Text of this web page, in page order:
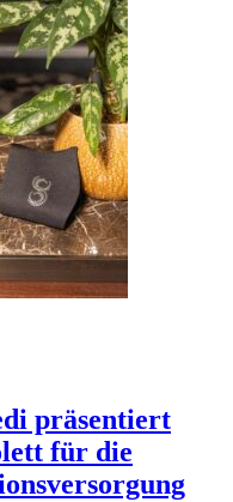
präsentiert
für die